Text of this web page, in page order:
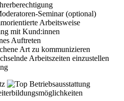
Seminar (optional)
Arbeitsweise
mit Kund:innen
Auftreten
Art zu kommunizieren
Arbeitszeiten einzustellen